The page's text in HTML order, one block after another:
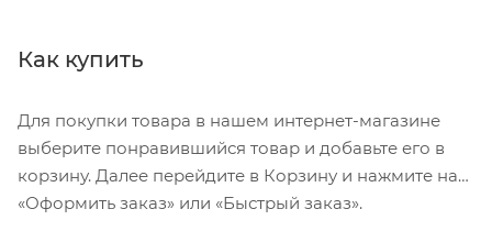
Как купить
Для покупки товара в нашем интернет-магазине
выберите понравившийся товар и добавьте его в
корзину. Далее перейдите в Корзину и нажмите на
«Оформить заказ» или «Быстрый заказ».